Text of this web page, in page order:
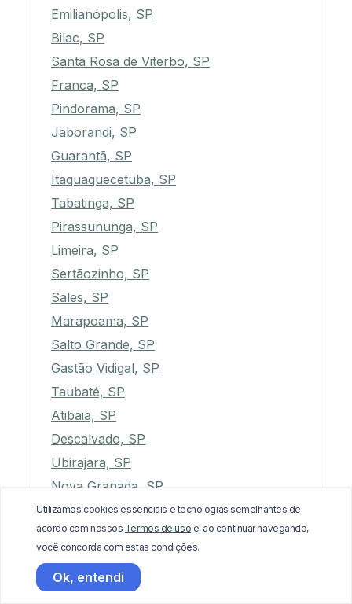
Emilianópolis, SP
Bilac, SP
Santa Rosa de Viterbo, SP
Franca, SP
Pindorama, SP
Jaborandi, SP
Guarantã, SP
Itaquaquecetuba, SP
Tabatinga, SP
Pirassununga, SP
Limeira, SP
Sertãozinho, SP
Sales, SP
Marapoama, SP
Salto Grande, SP
Gastão Vidigal, SP
Taubaté, SP
Atibaia, SP
Descalvado, SP
Ubirajara, SP
Nova Granada, SP
Lagoinha, SP
Socorro, SP
Igaraçu do Tietê, SP
Utilizamos cookies essenciais e tecnologias semelhantes de
acordo com nossos Termos de uso e, ao continuar navegando,
você concorda com estas condições.
Ok, entendi